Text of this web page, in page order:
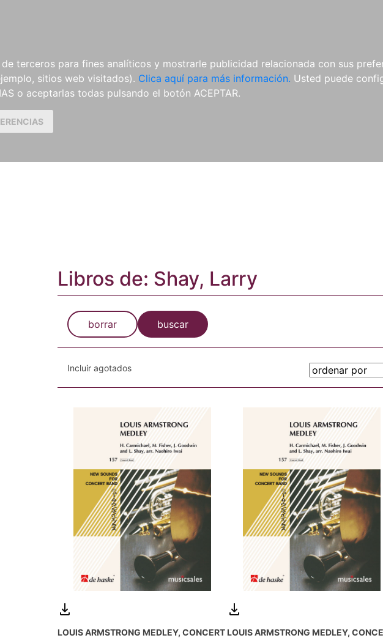
terceros para fines analíticos y mostrarle publicidad relacionada con sus
sitios web visitados). Clica aquí para más información. Usted puede
o aceptarlas todas pulsando el botón ACEPTAR.
PARTITURAS Y EDICIONES
CRÍTICAS
REVISTAS
CDS Y
DVDS
MATERIAL
COMPLEMENTARIO
Libros de: Shay, Larry
borrar buscar
Incluir agotados
LOUIS ARMSTRONG MEDLEY, CONCERT LOUIS ARMSTRONG MEDLEY,